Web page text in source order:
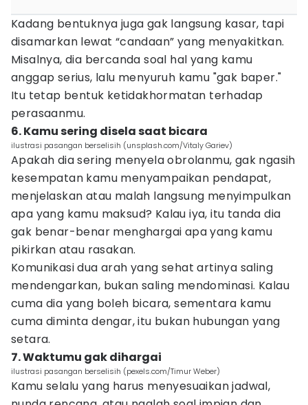
Kadang bentuknya juga gak langsung kasar, tapi
disamarkan lewat “candaan” yang menyakitkan.
Misalnya, dia bercanda soal hal yang kamu
anggap serius, lalu menyuruh kamu "gak baper."
Itu tetap bentuk ketidakhormatan terhadap
perasaanmu.
6. Kamu sering disela saat bicara
ilustrasi pasangan berselisih (unsplash.com/Vitaly Gariev)
Apakah dia sering menyela obrolanmu, gak ngasih
kesempatan kamu menyampaikan pendapat,
menjelaskan atau malah langsung menyimpulkan
apa yang kamu maksud? Kalau iya, itu tanda dia
gak benar-benar menghargai apa yang kamu
pikirkan atau rasakan.
Komunikasi dua arah yang sehat artinya saling
mendengarkan, bukan saling mendominasi. Kalau
cuma dia yang boleh bicara, sementara kamu
cuma diminta dengar, itu bukan hubungan yang
setara.
7. Waktumu gak dihargai
ilustrasi pasangan berselisih (pexels.com/Timur Weber)
Kamu selalu yang harus menyesuaikan jadwal,